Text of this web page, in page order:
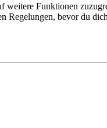
weitere Funktionen
Regelungen, bevor du